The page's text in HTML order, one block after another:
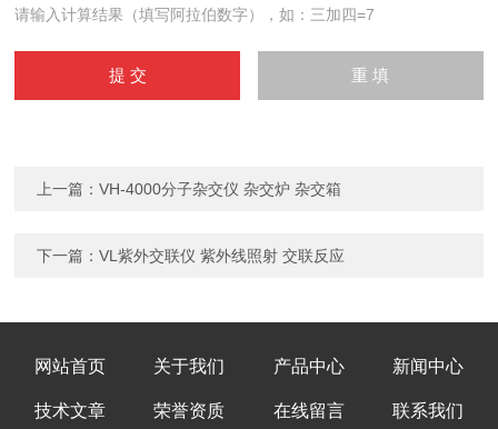
请输入计算结果（填写阿拉伯数字），如：三加四=7
上一篇：VH-4000分子杂交仪 杂交炉 杂交箱
下一篇：VL紫外交联仪 紫外线照射 交联反应
网站首页 关于我们 产品中心 新闻中心
技术文章 荣誉资质 在线留言 联系我们